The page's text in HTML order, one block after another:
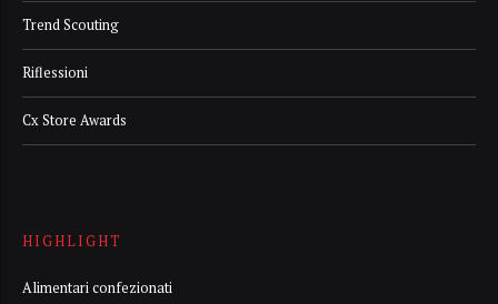
Trend Scouting
Riflessioni
Cx Store Awards
HIGHLIGHT
Alimentari confezionati